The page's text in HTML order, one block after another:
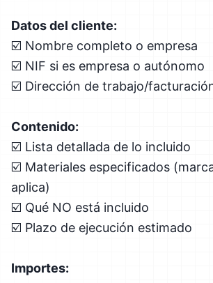
Datos del cliente:
☑️ Nombre completo o empresa
☑️ NIF si es empresa o autónomo
☑️ Dirección de trabajo/
Contenido:
☑️ Lista detallada de lo incluido
☑️ Materiales especificados
aplica)
☑️ Qué NO está incluido
☑️ Plazo de ejecución estimado
Importes: